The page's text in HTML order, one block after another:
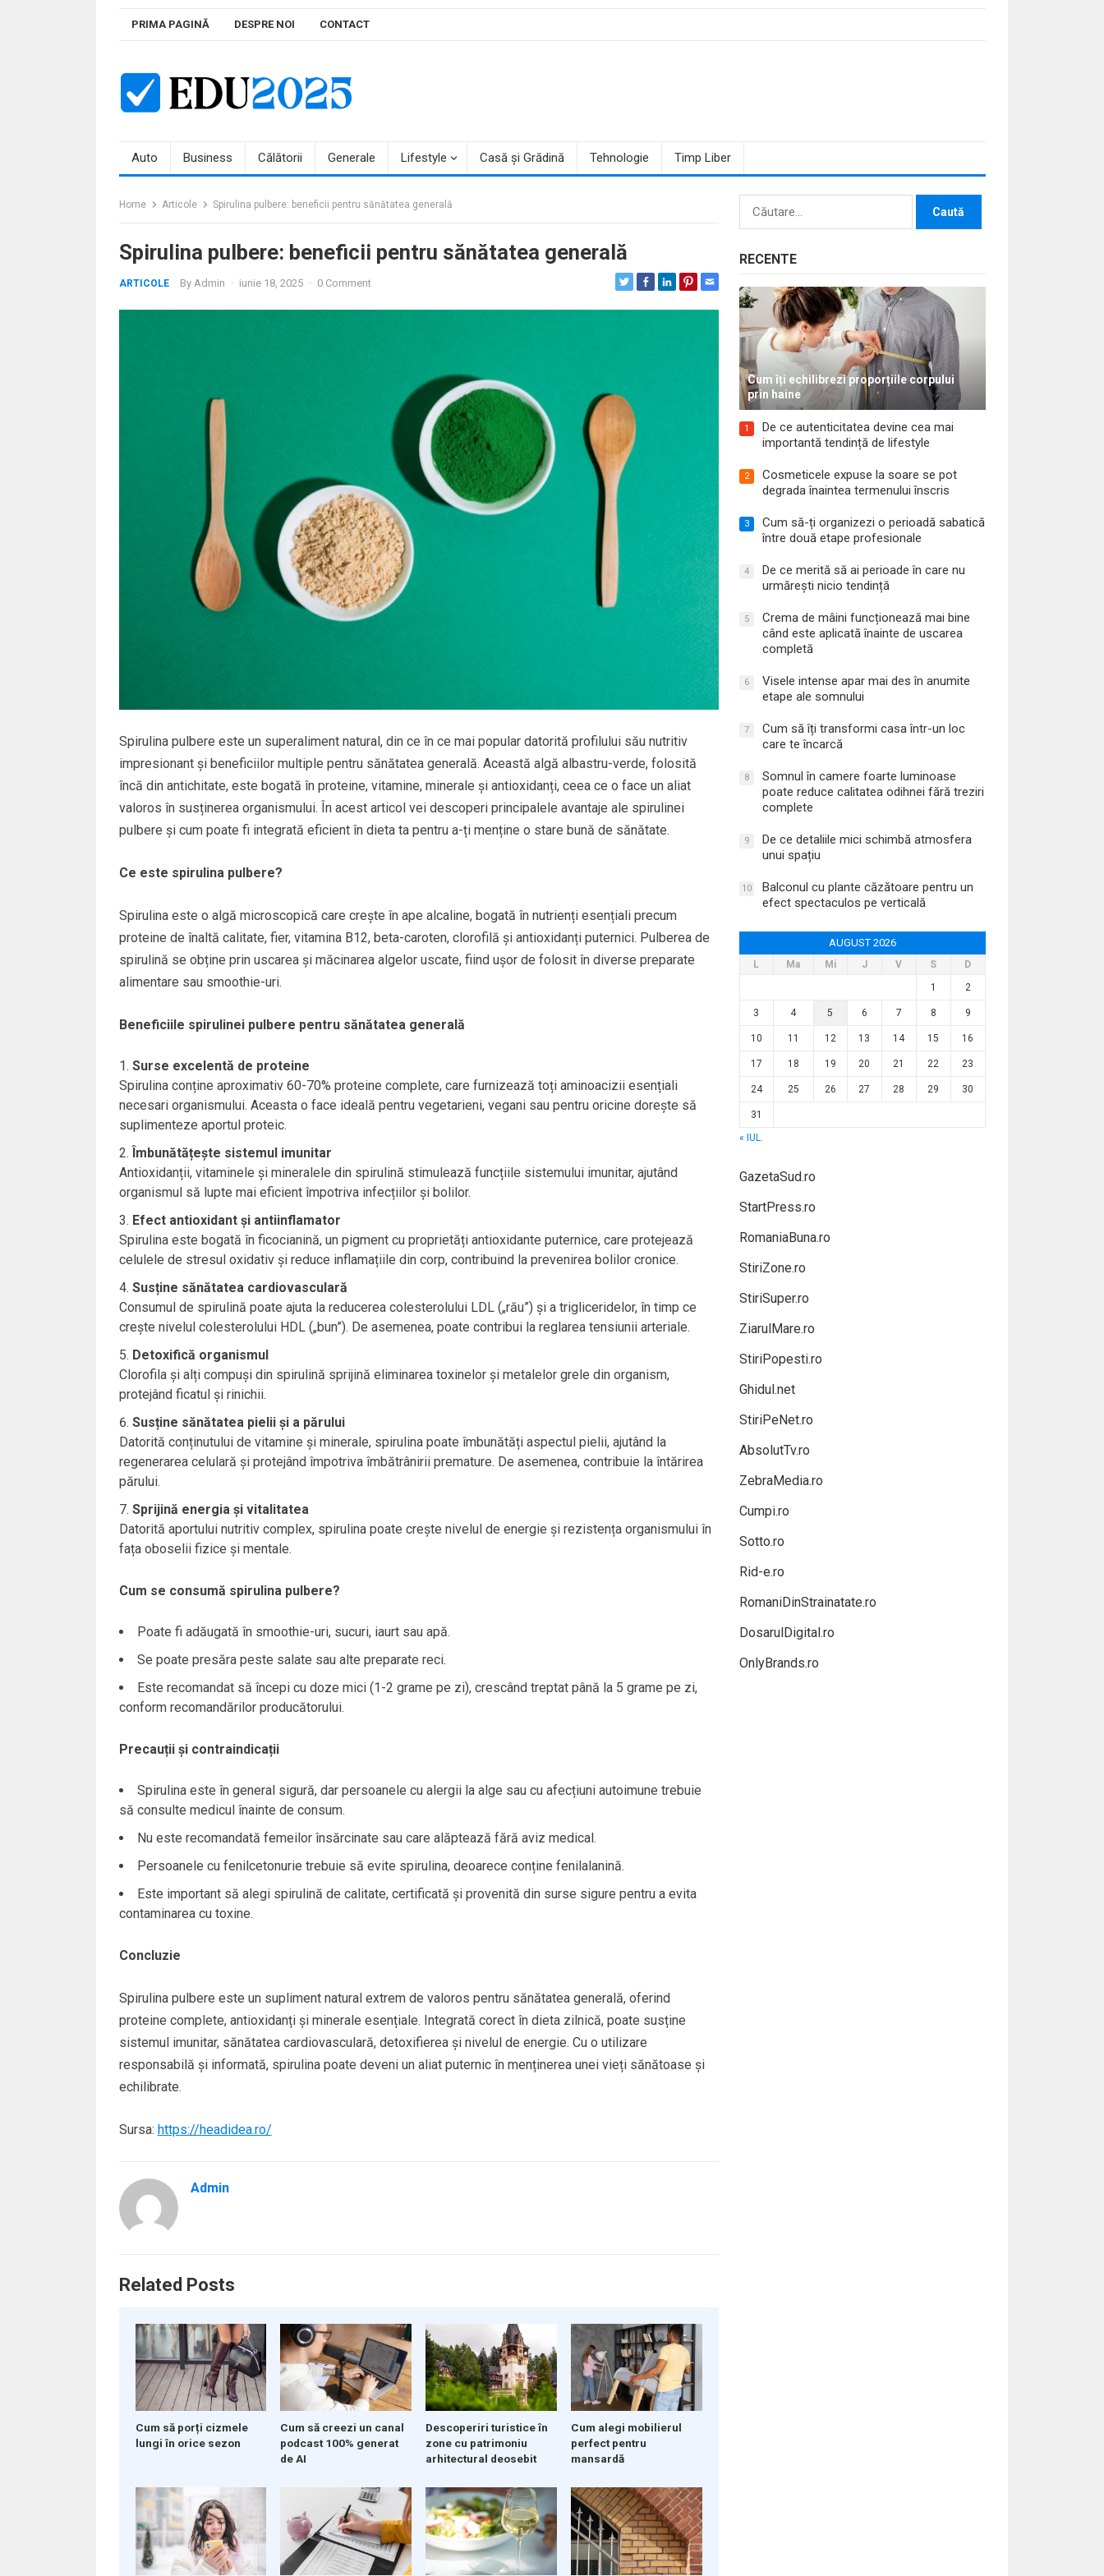
PRIMA PAGINĂ DESPRE NOI CONTACT
Auto Business Călătorii Generale Lifestyle Casă și Grădină Tehnologie Timp Liber
Home Articole Spirulina pulbere: beneficii pentru sănătatea generală
Spirulina pulbere: beneficii pentru sănătatea generală
ARTICOLE By Admin · iunie 18, 2025 · 0 Comment
Spirulina pulbere este un superaliment natural, din ce în ce mai popular datorită profilului său nutritiv
impresionant și beneficiilor multiple pentru sănătatea generală. Această algă albastru-verde, folosită
încă din antichitate, este bogată în proteine, vitamine, minerale și antioxidanți, ceea ce o face un aliat
valoros în susținerea organismului. În acest articol vei descoperi principalele avantaje ale spirulinei
pulbere și cum poate fi integrată eficient în dieta ta pentru a-ți menține o stare bună de sănătate.
Ce este spirulina pulbere?
Spirulina este o algă microscopică care crește în ape alcaline, bogată în nutrienți esențiali precum
proteine de înaltă calitate, fier, vitamina B12, beta-caroten, clorofilă și antioxidanți puternici. Pulberea de
spirulină se obține prin uscarea și măcinarea algelor uscate, fiind ușor de folosit în diverse preparate
alimentare sau smoothie-uri.
Beneficiile spirulinei pulbere pentru sănătatea generală
Surse excelentă de proteine
Spirulina conține aproximativ 60-70% proteine complete, care furnizează toți aminoacizii esențiali
necesari organismului. Aceasta o face ideală pentru vegetarieni, vegani sau pentru oricine dorește să
suplimenteze aportul proteic.
Îmbunătățește sistemul imunitar
Antioxidanții, vitaminele și mineralele din spirulină stimulează funcțiile sistemului imunitar, ajutând
organismul să lupte mai eficient împotriva infecțiilor și bolilor.
Efect antioxidant și antiinflamator
Spirulina este bogată în ficocianină, un pigment cu proprietăți antioxidante puternice, care protejează
celulele de stresul oxidativ și reduce inflamațiile din corp, contribuind la prevenirea bolilor cronice.
Susține sănătatea cardiovasculară
Consumul de spirulină poate ajuta la reducerea colesterolului LDL („rău”) și a trigliceridelor, în timp ce
crește nivelul colesterolului HDL („bun”). De asemenea, poate contribui la reglarea tensiunii arteriale.
Detoxifică organismul
Clorofila și alți compuși din spirulină sprijină eliminarea toxinelor și metalelor grele din organism,
protejând ficatul și rinichii.
Susține sănătatea pielii și a părului
Datorită conținutului de vitamine și minerale, spirulina poate îmbunătăți aspectul pielii, ajutând la
regenerarea celulară și protejând împotriva îmbătrânirii premature. De asemenea, contribuie la întărirea
părului.
Sprijină energia și vitalitatea
Datorită aportului nutritiv complex, spirulina poate crește nivelul de energie și rezistența organismului în
fața oboselii fizice și mentale.
Cum se consumă spirulina pulbere?
Poate fi adăugată în smoothie-uri, sucuri, iaurt sau apă.
Se poate presăra peste salate sau alte preparate reci.
Este recomandat să începi cu doze mici (1-2 grame pe zi), crescând treptat până la 5 grame pe zi,
conform recomandărilor producătorului.
Precauții și contraindicații
Spirulina este în general sigură, dar persoanele cu alergii la alge sau cu afecțiuni autoimune trebuie
să consulte medicul înainte de consum.
Nu este recomandată femeilor însărcinate sau care alăptează fără aviz medical.
Persoanele cu fenilcetonurie trebuie să evite spirulina, deoarece conține fenilalanină.
Este important să alegi spirulină de calitate, certificată și provenită din surse sigure pentru a evita
contaminarea cu toxine.
Concluzie
Spirulina pulbere este un supliment natural extrem de valoros pentru sănătatea generală, oferind
proteine complete, antioxidanți și minerale esențiale. Integrată corect în dieta zilnică, poate susține
sistemul imunitar, sănătatea cardiovasculară, detoxifierea și nivelul de energie. Cu o utilizare
responsabilă și informată, spirulina poate deveni un aliat puternic în menținerea unei vieți sănătoase și
echilibrate.
Sursa: https://headidea.ro/
Admin
Related Posts
Cum să porți cizmele
lungi în orice sezon
Cum să creezi un canal
podcast 100% generat
de AI
Descoperiri turistice în
zone cu patrimoniu
arhitectural deosebit
Cum alegi mobilierul
perfect pentru
mansardă
Caută
RECENTE
Cum îți echilibrezi proporțiile corpului
prin haine
1
De ce autenticitatea devine cea mai
importantă tendință de lifestyle
2
Cosmeticele expuse la soare se pot
degrada înaintea termenului înscris
3
Cum să-ți organizezi o perioadă sabatică
între două etape profesionale
4
De ce merită să ai perioade în care nu
urmărești nicio tendință
5
Crema de mâini funcționează mai bine
când este aplicată înainte de uscarea
completă
6
Visele intense apar mai des în anumite
etape ale somnului
7
Cum să îți transformi casa într-un loc
care te încarcă
8
Somnul în camere foarte luminoase
poate reduce calitatea odihnei fără treziri
complete
9
De ce detaliile mici schimbă atmosfera
unui spațiu
10
Balconul cu plante căzătoare pentru un
efect spectaculos pe verticală
AUGUST 2026
L Ma Mi J V S
D
1
2
3 4 5 6 7 8 9
10 11 12 13 14 15 16
17 18 19 20 21 22 23
24 25 26 27 28 29 30
31
« IUL.
GazetaSud.ro
StartPress.ro
RomaniaBuna.ro
StiriZone.ro
StiriSuper.ro
ZiarulMare.ro
StiriPopesti.ro
Ghidul.net
StiriPeNet.ro
AbsolutTv.ro
ZebraMedia.ro
Cumpi.ro
Sotto.ro
Rid-e.ro
RomaniDinStrainatate.ro
DosarulDigital.ro
OnlyBrands.ro